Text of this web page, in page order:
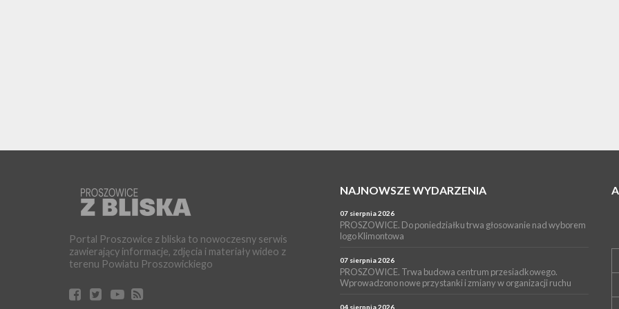
Portal Proszowice z bliska to nowoczesny serwis
zawierający informacje, zdjęcia i materiały wideo z
terenu Powiatu Proszowickiego
NAJNOWSZE WYDARZENIA
07 sierpnia 2026
PROSZOWICE. Do poniedziałku trwa głosowanie nad wyborem
logo Klimontowa
07 sierpnia 2026
PROSZOWICE. Trwa budowa centrum przesiadkowego.
Wprowadzono nowe przystanki i zmiany w organizacji ruchu
04 sierpnia 2026